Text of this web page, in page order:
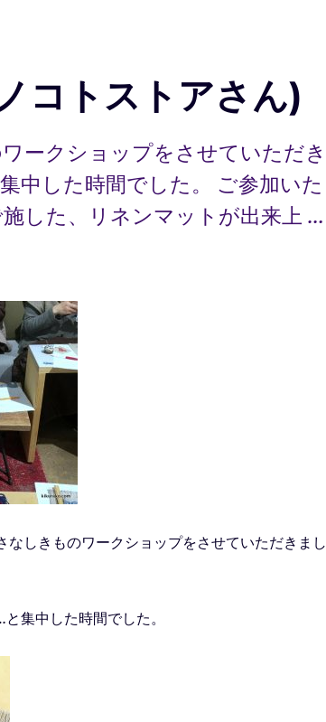
コトストアさん)
ークショップをさせていただき
中した時間でした。 ご参加いた
した、リネンマットが出来上 …
の
なしきものワークショップをさせていただきまし
集中した時間でした。